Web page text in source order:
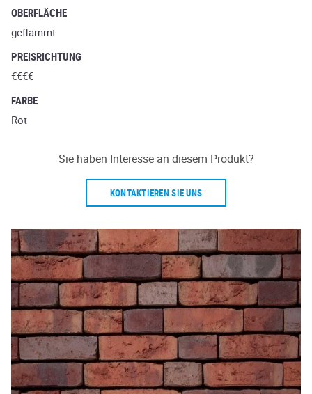
OBERFLÄCHE
geflammt
PREISRICHTUNG
€€€€
FARBE
Rot
Sie haben Interesse an diesem Produkt?
KONTAKTIEREN SIE UNS